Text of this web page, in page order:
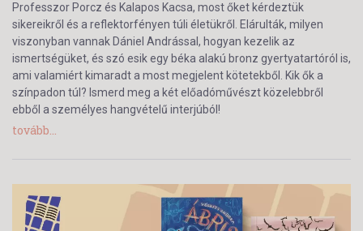
Professzor Porcz és Kalapos Kacsa, most őket kérdeztük
sikereikről és a reflektorfényen túli életükről. Elárulták, milyen
viszonyban vannak Dániel Andrással, hogyan kezelik az
ismertségüket, és szó esik egy béka alakú bronz gyertyatartóról is,
ami valamiért kimaradt a most megjelent kötetekből. Kik ők a
színpadon túl? Ismerd meg a két előadóművészt közelebbről
ebből a személyes hangvételű interjúból!
tovább...